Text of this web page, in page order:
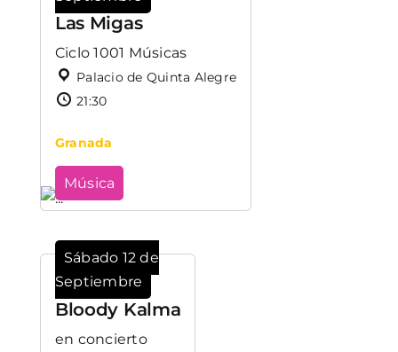
Las Migas
Ciclo 1001 Músicas
Palacio de Quinta Alegre
21:30
Granada
Música
Sábado 12 de
Septiembre
Bloody Kalma
en concierto